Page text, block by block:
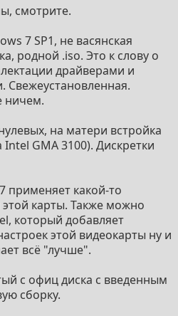
смотрите.
7 SP1, не васянская
родной .iso. Это к слову о
драйверами и
ничем.
на матери встройка
GMA 3100). Дискретки
применяет какой-то
карты. Также можно
который добавляет
этой видеокарты ну и
всё "лучше".
с офиц диска с введенным
сборку.